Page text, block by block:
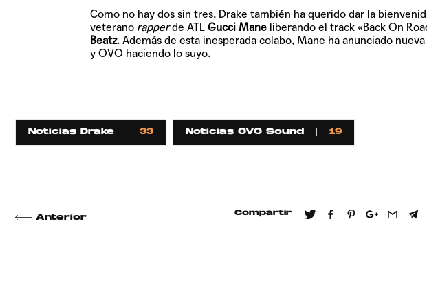
Como no hay dos sin tres, Drake también ha querido dar la
veteranorapperde ATLGucci Maneliberando el track«Back On
Beatz. Además de esta inesperada colabo, Mane ha anunciado
y OVO haciendo lo suyo.
Noticias Drake 33 Noticias OVO Sound 19
Anterior
Compartir